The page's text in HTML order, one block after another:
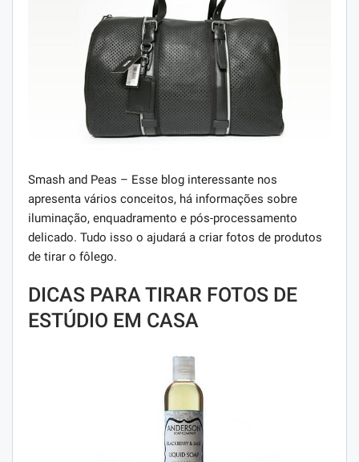
Smash and Peas – Esse blog interessante nos
apresenta vários conceitos, há informações sobre
iluminação, enquadramento e pós-processamento
delicado. Tudo isso o ajudará a criar fotos de produtos
de tirar o fôlego.
DICAS PARA TIRAR FOTOS DE
ESTÚDIO EM CASA